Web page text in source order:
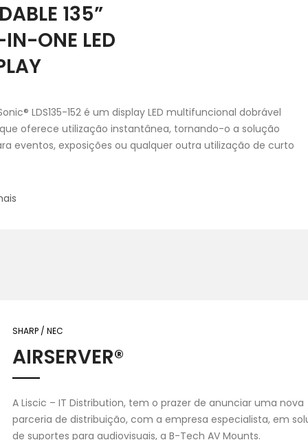
135”
ONE LED
LDS135-152 é um display LED multifuncional dobrável
que oferece utilização instantânea, tornando-o a solução
eventos, exposições ou qualquer outra utilização de curto
SHARP / NEC
AIRSERVER®
A Liscic – IT Distribution, tem o prazer de anunciar uma nova
parceria de distribuição, com a empresa especialista, em
de suportes para audiovisuais, a B-Tech AV Mounts.